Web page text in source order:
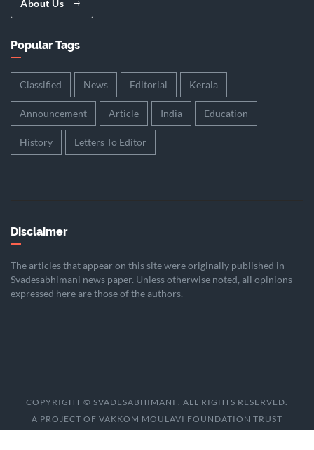
About Us
Popular Tags
Classified News Editorial Kerala
Announcement Article India Education
History Letters To Editor
Disclaimer
The articles that appear on this site were originally published in
Svadesabhimani news paper. Unless otherwise noted, all opinions
expressed here are those of the authors.
COPYRIGHT © SVADESABHIMANI . ALL RIGHTS RESERVED.
A PROJECT OF VAKKOM MOULAVI FOUNDATION TRUST